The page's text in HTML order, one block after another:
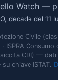
Watch —
decade del 11
Civile
ISPRA Consumo
CDI) — dati
chiave ISTAT.